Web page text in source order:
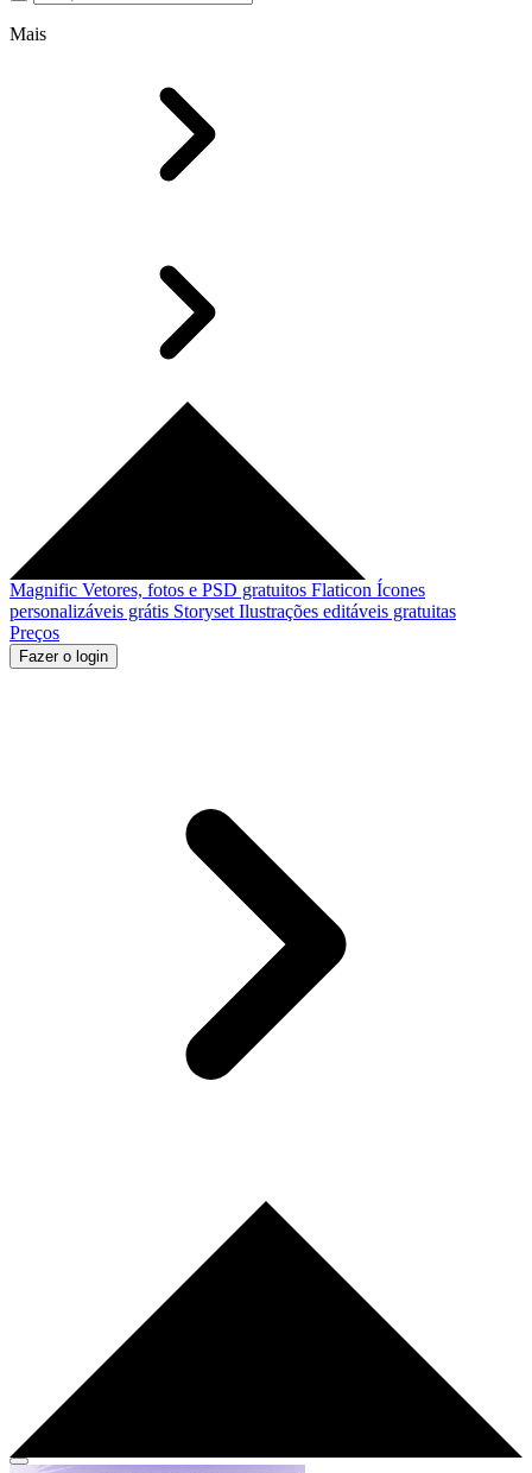
Mais
Magnific Vetores, fotos e PSD gratuitos Flaticon Ícones
personalizáveis grátis Storyset Ilustrações editáveis gratuitas
Preços
Fazer o login